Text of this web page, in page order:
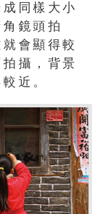
同樣大小
鏡頭拍
會顯得較
攝，背景
近。